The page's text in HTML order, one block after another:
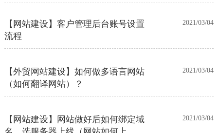
【网站建设】客户管理后台账号设置
流程
2021/03/04
【外贸网站建设】如何做多语言网站
（如何翻译网站）？
2021/03/04
【网站建设】网站做好后如何绑定域
名、选服务器上线（网站如何上
2021/03/04